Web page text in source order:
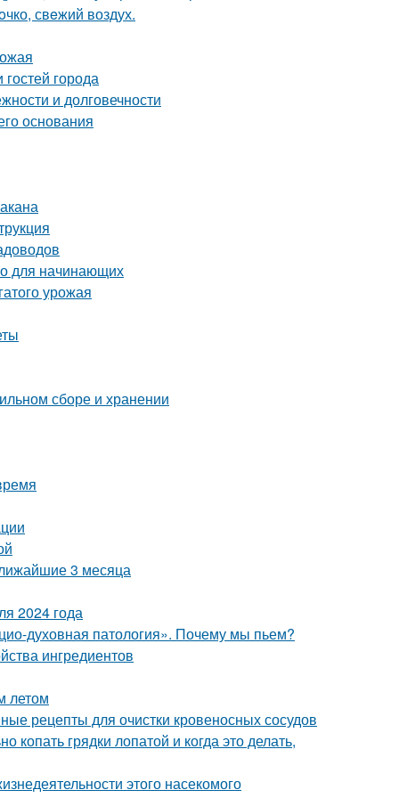
свeжий воздух.
города
и долговечности
основания
для начинающих
урожая
сборе и хранении
3 месяца
2024 года
духовная патология». Почему мы пьем?
ингредиентов
летом
рецепты для очистки кровеносных сосудов
копать грядки лопатой и когда это делать,
этого насекомого